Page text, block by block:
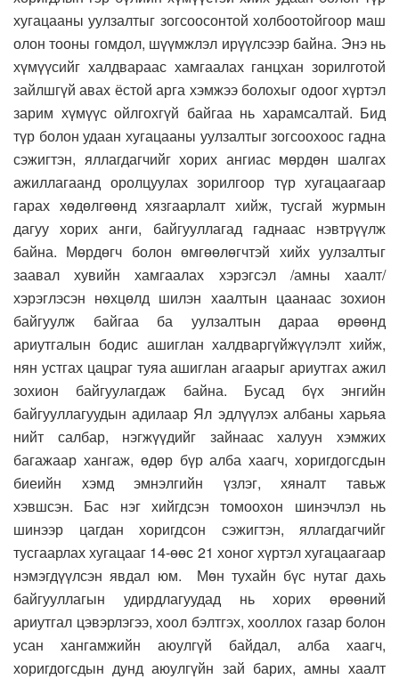
хугацааны уулзалтыг зогсоосонтой холбоотойгоор маш
олон тооны гомдол, шүүмжлэл ирүүлсээр байна. Энэ нь
хүмүүсийг халдвараас хамгаалах ганцхан зорилготой
зайлшгүй авах ёстой арга хэмжээ болохыг одоог хүртэл
зарим хүмүүс ойлгохгүй байгаа нь харамсалтай. Бид
түр болон удаан хугацааны уулзалтыг зогсоохоос гадна
сэжигтэн, яллагдагчийг хорих ангиас мөрдөн шалгах
ажиллагаанд оролцуулах зорилгоор түр хугацаагаар
гарах хөдөлгөөнд хязгаарлалт хийж, тусгай журмын
дагуу хорих анги, байгууллагад гаднаас нэвтрүүлж
байна. Мөрдөгч болон өмгөөлөгчтэй хийх уулзалтыг
заавал хувийн хамгаалах хэрэгсэл /амны хаалт/
хэрэглэсэн нөхцөлд шилэн хаалтын цаанаас зохион
байгуулж байгаа ба уулзалтын дараа өрөөнд
ариутгалын бодис ашиглан халдваргүйжүүлэлт хийж,
нян устгах цацраг туяа ашиглан агаарыг ариутгах ажил
зохион байгуулагдаж байна. Бусад бүх энгийн
байгууллагуудын адилаар Ял эдлүүлэх албаны харьяа
нийт салбар, нэгжүүдийг зайнаас халуун хэмжих
багажаар хангаж, өдөр бүр алба хаагч, хоригдогсдын
биеийн хэмд эмнэлгийн үзлэг, хяналт тавьж
хэвшсэн. Бас нэг хийгдсэн томоохон шинэчлэл нь
шинээр цагдан хоригдсон сэжигтэн, яллагдагчийг
тусгаарлах хугацааг 14-өөс 21 хоног хүртэл хугацаагаар
нэмэгдүүлсэн явдал юм. Мөн тухайн бүс нутаг дахь
байгууллагын удирдлагуудад нь хорих өрөөний
ариутгал цэвэрлэгээ, хоол бэлтгэх, хооллох газар болон
усан хангамжийн аюулгүй байдал, алба хаагч,
хоригдогсдын дунд аюулгүйн зай барих, амны хаалт